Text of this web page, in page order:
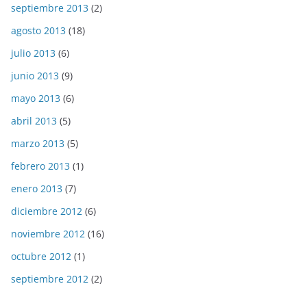
septiembre 2013 (2)
agosto 2013 (18)
julio 2013 (6)
junio 2013 (9)
mayo 2013 (6)
abril 2013 (5)
marzo 2013 (5)
febrero 2013 (1)
enero 2013 (7)
diciembre 2012 (6)
noviembre 2012 (16)
octubre 2012 (1)
septiembre 2012 (2)